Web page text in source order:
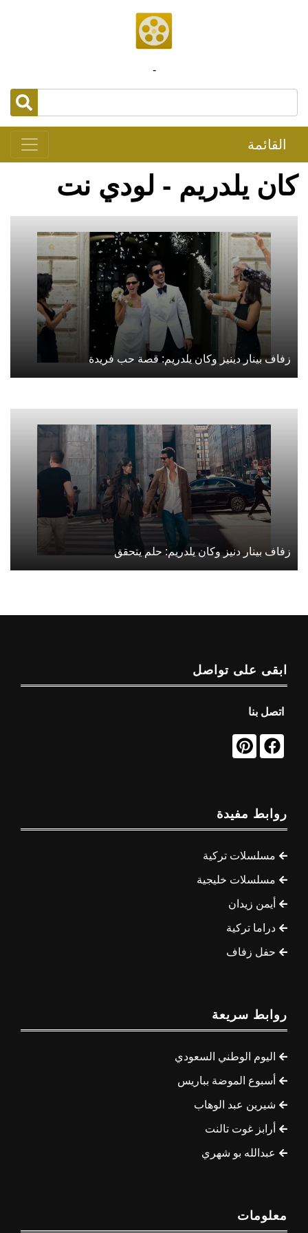
-
القائمة
كان يلدريم - لودي نت
زفاف بينار دينيز وكان يلدريم: قصة حب فريدة
زفاف بينار دنيز وكان يلدريم: حلم يتحقق
ابقى على تواصل
اتصل بنا
روابط مفيدة
مسلسلات تركية
مسلسلات خليجية
أيمن زيدان
دراما تركية
حفل زفاف
روابط سريعة
اليوم الوطني السعودي
أسبوع الموضة بباريس
شيرين عبد الوهاب
أرابز غوت تالنت
عبدالله بو شهري
معلومات